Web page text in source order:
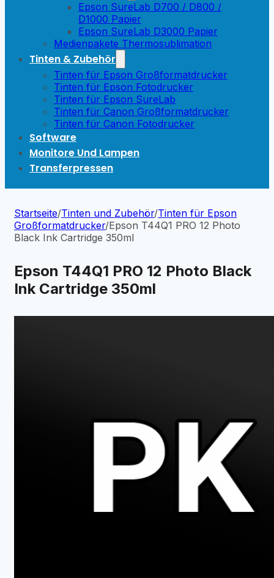
Epson SureLab D700 / D800 /
D1000 Papier
Epson SureLab D3000 Papier
Medienpakete Thermosublimation
Tinten & Zubehör
Tinten für Epson Großformatdrucker
Tinten für Epson Fotodrucker
Tinten für Epson SureLab
Tinten für Canon Großformatdrucker
Tinten für Canon Fotodrucker
Software
Monitore Und Lampen
Transferpressen
Startseite/Tinten und Zubehör/Tinten für Epson
Großformatdrucker/Epson T44Q1 PRO 12 Photo
Black Ink Cartridge 350ml
Epson T44Q1 PRO 12 Photo Black
Ink Cartridge 350ml